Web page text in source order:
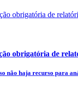
obrigatória de
não haja recurso para